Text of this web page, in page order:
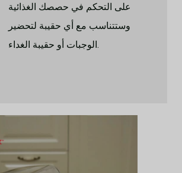
على التحكم في حصصك الغذائية
وستتناسب مع أي حقيبة لتحضير
الوجبات أو حقيبة الغداء.